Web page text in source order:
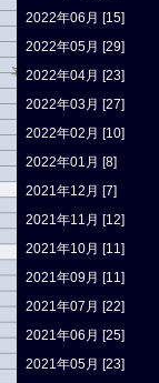
2022年06月 [15]
2022年05月 [29]
2022年04月 [23]
2022年03月 [27]
2022年02月 [10]
2022年01月 [8]
2021年12月 [7]
2021年11月 [12]
2021年10月 [11]
2021年09月 [11]
2021年07月 [22]
2021年06月 [25]
2021年05月 [23]